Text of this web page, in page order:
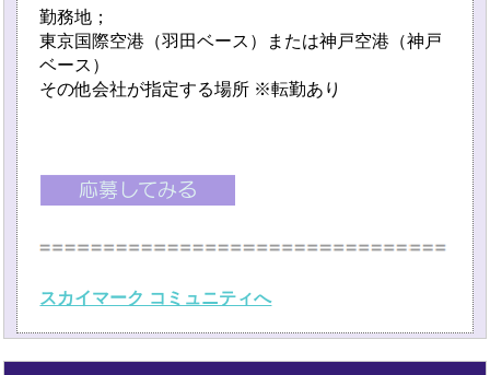
勤務地；
東京国際空港（羽田ベース）または神戸空港（神戸
ベース）
その他会社が指定する場所 ※転勤あり
スカイマーク コミュニティへ